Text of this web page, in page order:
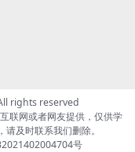
rights reserved
联网或者网友提供，仅供学
及时联系我们删除。
号